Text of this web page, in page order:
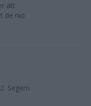
att
de nio
Segern